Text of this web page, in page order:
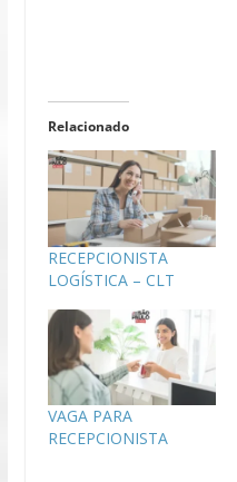
Relacionado
RECEPCIONISTA
LOGÍSTICA – CLT
VAGA PARA
RECEPCIONISTA